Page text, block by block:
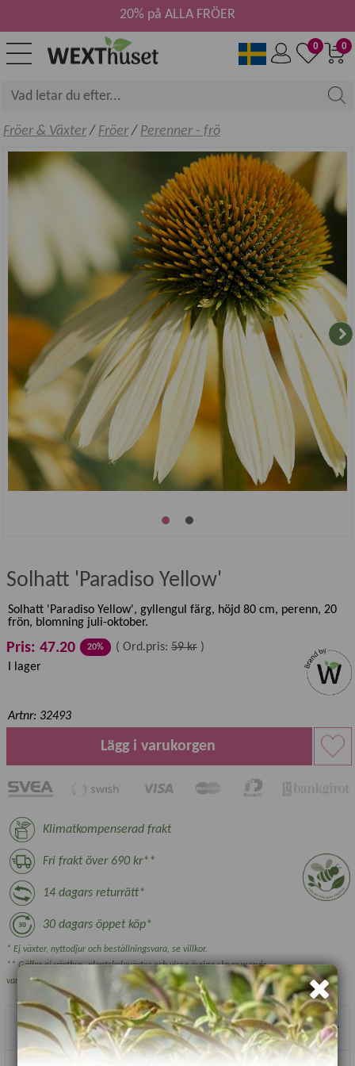
0
0
20% på ALLA FRÖER
Fröer & Växter/ Fröer/ Perenner - frö
Solhatt 'Paradiso Yellow'
Solhatt 'Paradiso Yellow', gyllengul färg, höjd 80 cm, perenn, 20
frön, blomning juli-oktober.
Pris: 47.20 20% ( Ord.pris: 59 kr )
I lager
Artnr: 32493
Lägg i varukorgen
Klimatkompenserad frakt
Fri frakt över 690 kr**
14 dagars returrätt*
30 dagars öppet köp*
* Ej växter, nyttodjur och beställningsvara, se villkor.
** Gäller ej växthus, plantskoleväxter och vissa övriga skrymmande
varor.
Produktbeskrivning